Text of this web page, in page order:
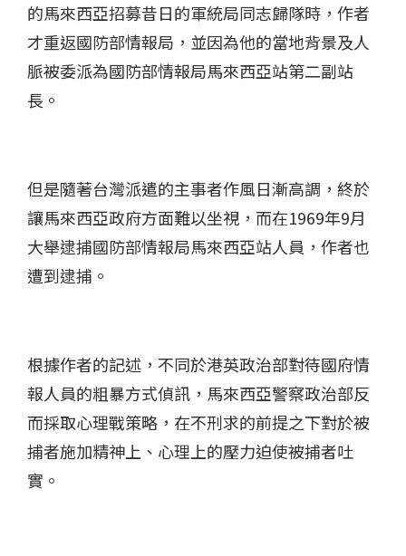
的馬來西亞招募昔日的軍統局同志歸隊時，作者
才重返國防部情報局，並因為他的當地背景及人
脈被委派為國防部情報局馬來西亞站第二副站
長。
但是隨著台灣派遣的主事者作風日漸高調，終於
讓馬來西亞政府方面難以坐視，而在1969年9月
大舉逮捕國防部情報局馬來西亞站人員，作者也
遭到逮捕。
根據作者的記述，不同於港英政治部對待國府情
報人員的粗暴方式偵訊，馬來西亞警察政治部反
而採取心理戰策略，在不刑求的前提之下對於被
捕者施加精神上、心理上的壓力迫使被捕者吐
實。